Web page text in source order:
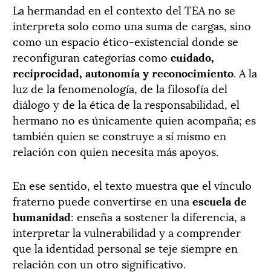
La hermandad en el contexto del TEA no se
interpreta solo como una suma de cargas, sino
como un espacio ético-existencial donde se
reconfiguran categorías como cuidado,
reciprocidad, autonomía y reconocimiento. A la
luz de la fenomenología, de la filosofía del
diálogo y de la ética de la responsabilidad, el
hermano no es únicamente quien acompaña; es
también quien se construye a sí mismo en
relación con quien necesita más apoyos.
En ese sentido, el texto muestra que el vínculo
fraterno puede convertirse en una escuela de
humanidad: enseña a sostener la diferencia, a
interpretar la vulnerabilidad y a comprender
que la identidad personal se teje siempre en
relación con un otro significativo.